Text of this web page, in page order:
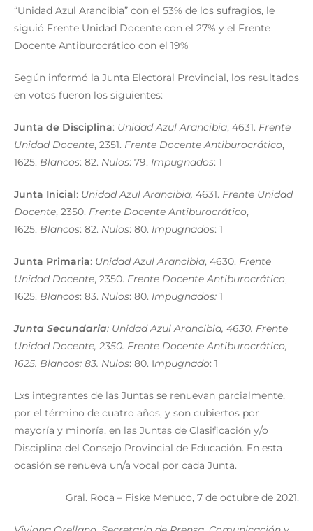
“Unidad Azul Arancibia” con el 53% de los sufragios, le
siguió Frente Unidad Docente con el 27% y el Frente
Docente Antiburocrático con el 19%
Según informó la Junta Electoral Provincial, los resultados
en votos fueron los siguientes:
Junta de Disciplina: Unidad Azul Arancibia, 4631. Frente
Unidad Docente, 2351. Frente Docente Antiburocrático,
1625. Blancos: 82. Nulos: 79. Impugnados: 1
Junta Inicial: Unidad Azul Arancibia, 4631. Frente Unidad
Docente, 2350. Frente Docente Antiburocrático,
1625. Blancos: 82. Nulos: 80. Impugnados: 1
Junta Primaria: Unidad Azul Arancibia, 4630. Frente
Unidad Docente, 2350. Frente Docente Antiburocrático,
1625. Blancos: 83. Nulos: 80. Impugnados: 1
Junta Secundaria: Unidad Azul Arancibia, 4630. Frente
Unidad Docente, 2350. Frente Docente Antiburocrático,
1625. Blancos: 83. Nulos: 80. Impugnado: 1
Lxs integrantes de las Juntas se renuevan parcialmente,
por el término de cuatro años, y son cubiertos por
mayoría y minoría, en las Juntas de Clasificación y/o
Disciplina del Consejo Provincial de Educación. En esta
ocasión se renueva un/a vocal por cada Junta.
Gral. Roca – Fiske Menuco, 7 de octubre de 2021.